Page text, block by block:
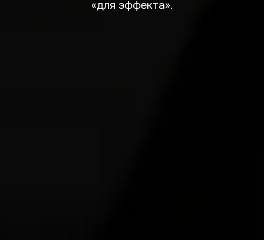
«для эффекта».